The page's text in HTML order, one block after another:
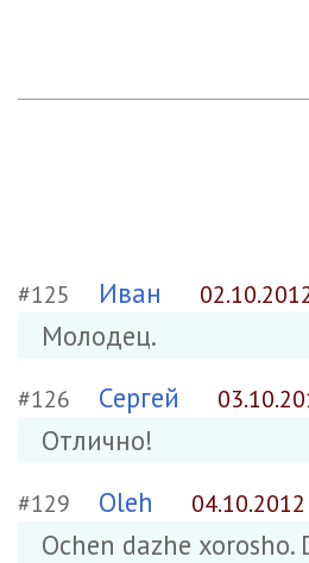
#125 Иван
Молодец.
#126 Сергей
Отлично!
#129 Oleh
Ochen dazhe